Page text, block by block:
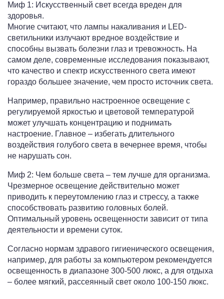
Миф 1: Искусственный свет всегда вреден для
здоровья.
Многие считают, что лампы накаливания и LED-
светильники излучают вредное воздействие и
способны вызвать болезни глаз и тревожность. На
самом деле, современные исследования показывают,
что качество и спектр искусственного света имеют
гораздо большее значение, чем просто источник света.
Например, правильно настроенное освещение с
регулируемой яркостью и цветовой температурой
может улучшать концентрацию и поднимать
настроение. Главное – избегать длительного
воздействия голубого света в вечернее время, чтобы
не нарушать сон.
Миф 2: Чем больше света – тем лучше для организма.
Чрезмерное освещение действительно может
приводить к переутомлению глаз и стрессу, а также
способствовать развитию головных болей.
Оптимальный уровень освещенности зависит от типа
деятельности и времени суток.
Согласно нормам здравого гигиенического освещения,
например, для работы за компьютером рекомендуется
освещенность в диапазоне 300-500 люкс, а для отдыха
– более мягкий, рассеянный свет около 100-150 люкс.